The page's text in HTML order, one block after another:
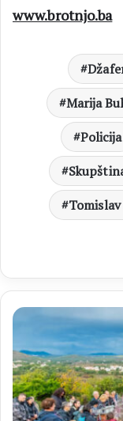
www.brotnjo.ba
Marija
Policija
MEĐUGORJE
Duhovne
obnove
2026.
pod
geslom
„Ad